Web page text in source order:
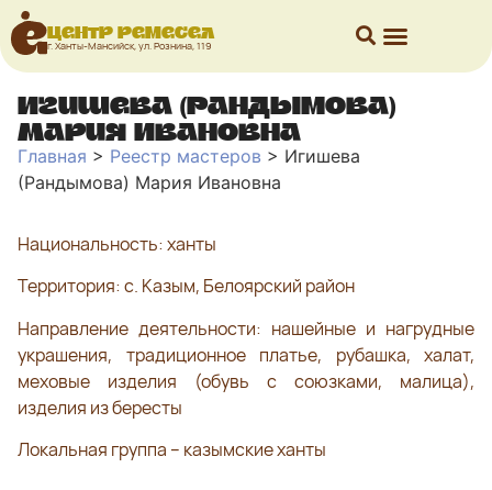
Центр ремесел
г. Ханты-Мансийск, ул. Рознина, 119
Игишева (Рандымова)
Мария Ивановна
Главная > Реестр мастеров > Игишева
(Рандымова) Мария Ивановна
Национальность: ханты
Территория: с. Казым, Белоярский район
Направление деятельности: нашейные и нагрудные
украшения, традиционное платье, рубашка, халат,
меховые изделия (обувь с союзками, малица),
изделия из бересты
Локальная группа – казымские ханты